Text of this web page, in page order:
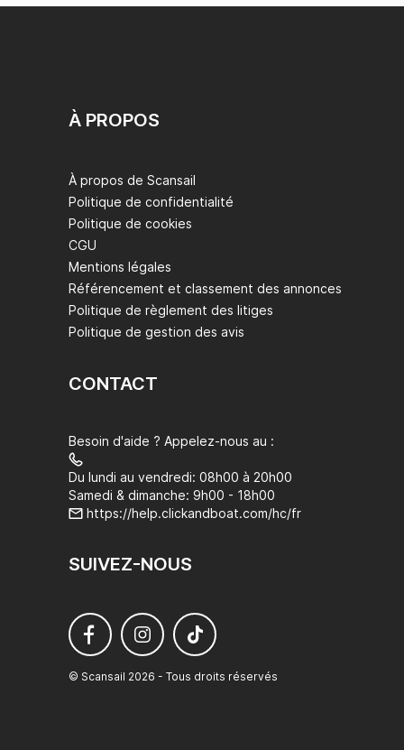
À PROPOS
À propos de Scansail
Politique de confidentialité
Politique de cookies
CGU
Mentions légales
Référencement et classement des annonces
Politique de règlement des litiges
Politique de gestion des avis
CONTACT
Besoin d'aide ? Appelez-nous au :
Du lundi au vendredi: 08h00 à 20h00
Samedi & dimanche: 9h00 - 18h00
https://help.clickandboat.com/hc/fr
SUIVEZ-NOUS
© Scansail 2026 - Tous droits réservés